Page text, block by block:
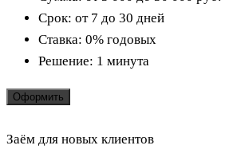
Срок: от 7 до 30 дней
Ставка: 0% годовых
Решение: 1 минута
Оформить
Заём для новых клиентов